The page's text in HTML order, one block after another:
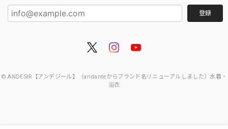
登録
© ANDESIR【アンデジール】（andanteからブランド名リニューアルしました）水着・
浴衣